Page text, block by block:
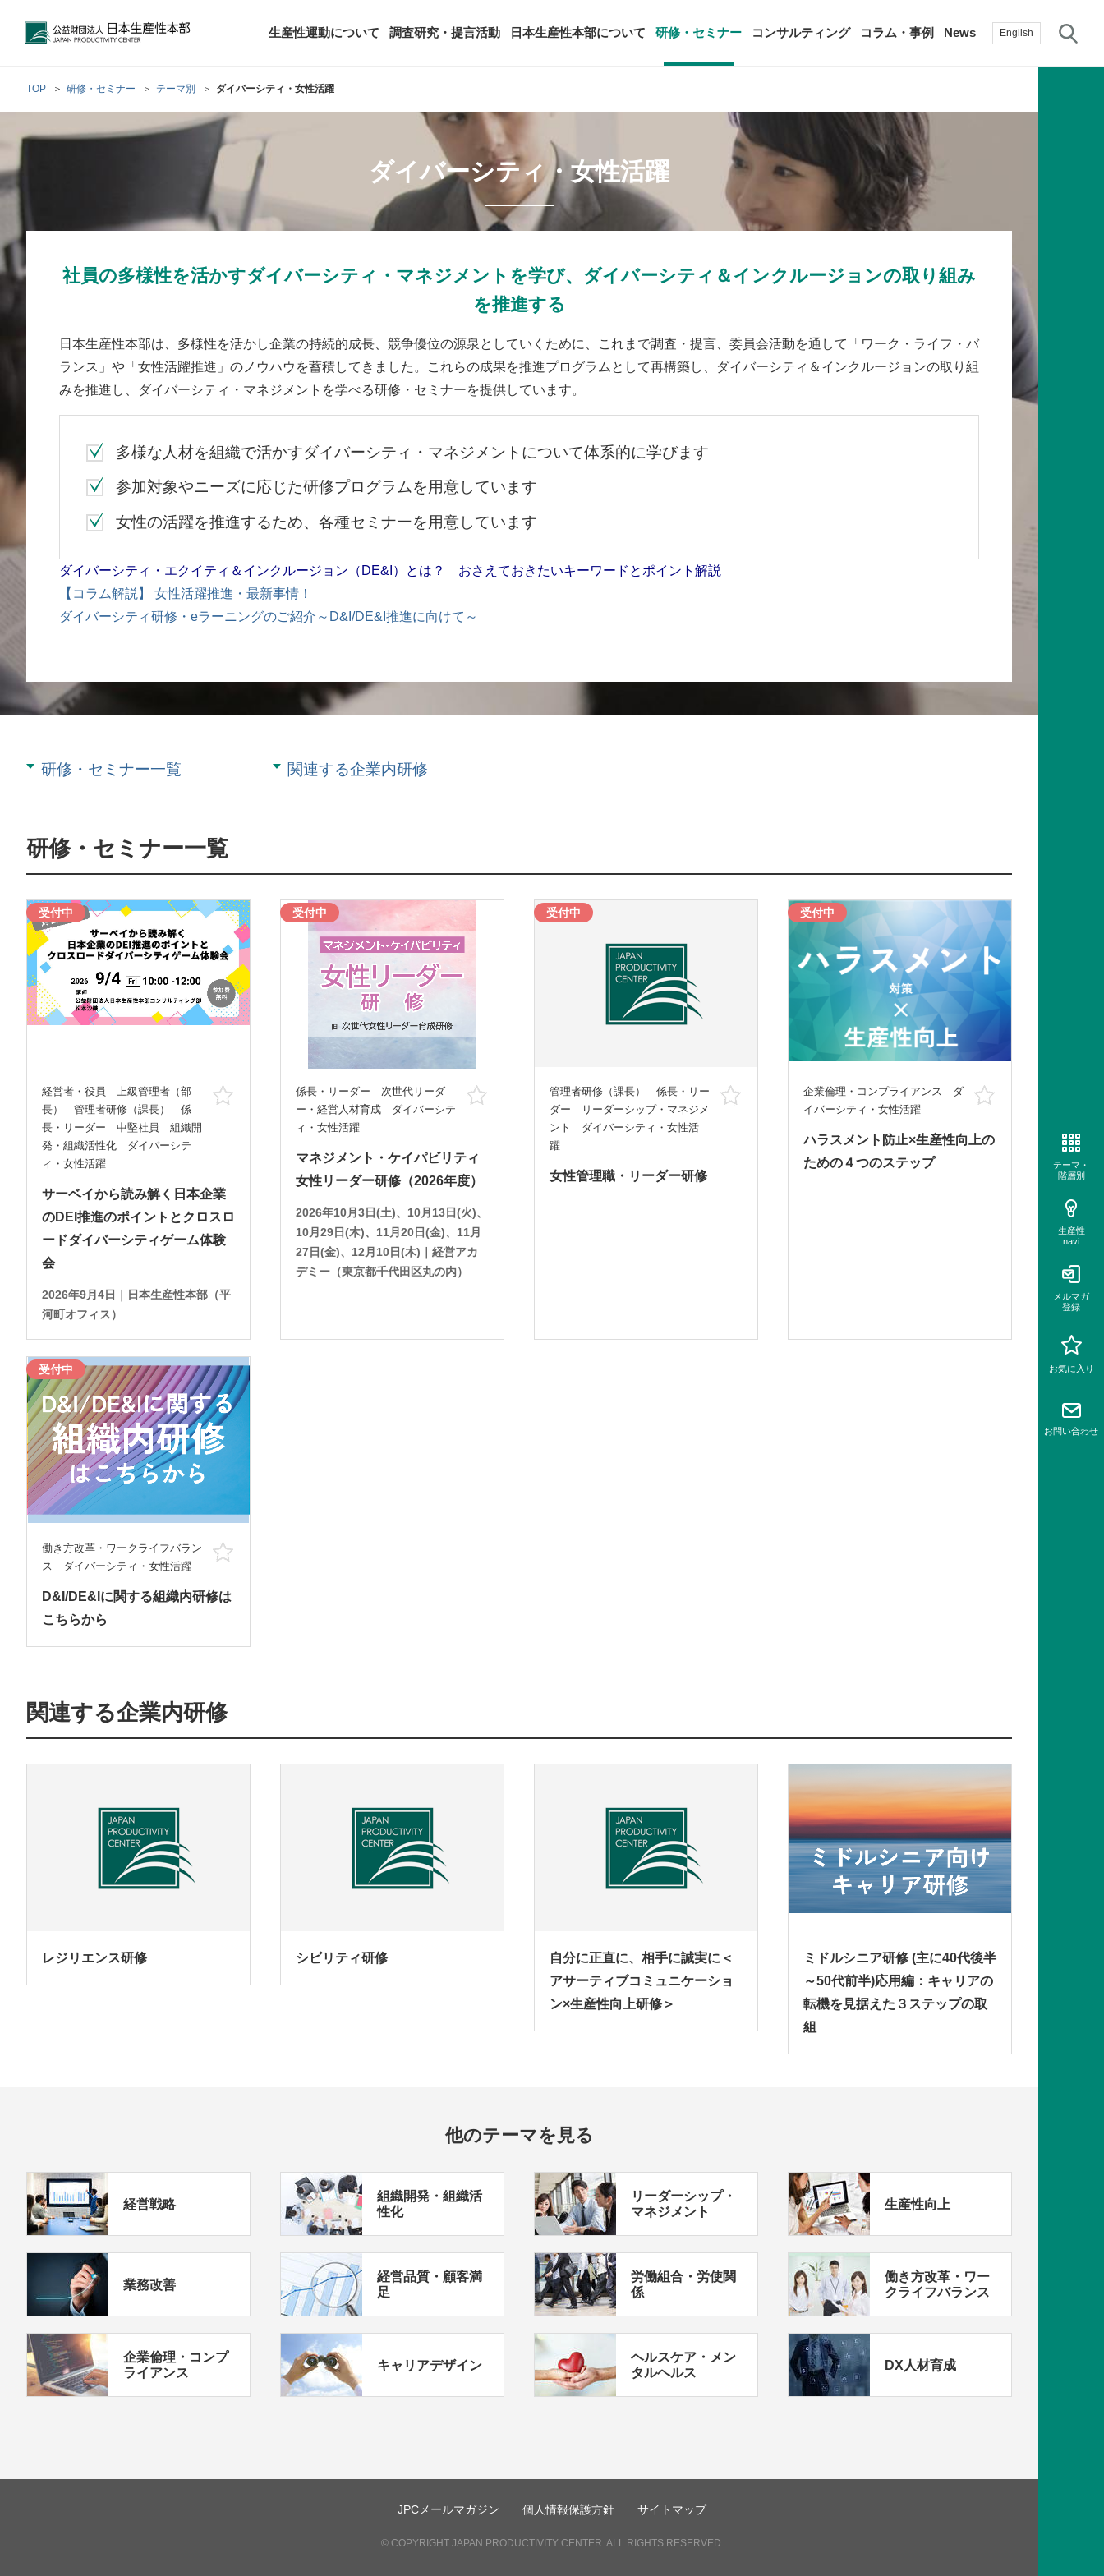
公益財団法人日本生産性本部 English
生産性運動について
調査研究・提言活動 日本生産性本部について 研修・セミナー コンサルティング コラム・事例 News
生産性シンポジウム
国際連携・国際交流活動
過去の活動実績
生産性新聞
綱領・宣言集
最新の調査研究・提言活動
生産性に関する研究
顧客満足度調査（JCSI）
レジャー白書
自治体に関する調査研究・提言
その他の調査研究・提言
評議員・理事・監事一覧
定款および業務・財務に関する資料
日本生産性本部とは
アクセス
採用情報
来月の研修・セミナー
アーカイブ研修・セミナー
オーダーメイド研修（企業内研修）
主な研修会場地図
経営コンサルタント養成事業
コンサルタント紹介
経営コンサルタント候補について
TOP 研修・セミナー テーマ別 ダイバーシティ・女性活躍
ダイバーシティ・女性活躍
社員の多様性を活かすダイバーシティ・マネジメントを学び、ダイバーシティ＆インクルージョンの取り組み
を推進する
日本生産性本部は、多様性を活かし企業の持続的成長、競争優位の源泉としていくために、これまで調査・提言、委員会活動を通して「ワーク・ライフ・バ
ランス」や「女性活躍推進」のノウハウを蓄積してきました。これらの成果を推進プログラムとして再構築し、ダイバーシティ＆インクルージョンの取り組
みを推進し、ダイバーシティ・マネジメントを学べる研修・セミナーを提供しています。
多様な人材を組織で活かすダイバーシティ・マネジメントについて体系的に学びます
参加対象やニーズに応じた研修プログラムを用意しています
女性の活躍を推進するため、各種セミナーを用意しています
ダイバーシティ・エクイティ＆インクルージョン（DE&I）とは？ おさえておきたいキーワードとポイント解説
【コラム解説 】 女性活躍推進・最新事情！
ダイバーシティ研修・eラーニングのご紹介～D&I/DE&I推進に向けて～
研修・セミナー一覧 関連する企業内研修
研修・セミナー一覧
受付中
経営者・役員 上級管理者（部
長） 管理者研修（課長） 係
長・リーダー 中堅社員 組織開
発・組織活性化 ダイバーシテ
ィ・女性活躍
お気に入り
サーベイから読み解く日本企業
のDEI推進のポイントとクロスロ
ードダイバーシティゲーム体験
会
2026年9月4日｜日本生産性本部（平
河町オフィス）
受付中
係長・リーダー 次世代リーダ
ー・経営人材育成 ダイバーシテ
ィ・女性活躍
お気に入り
マネジメント・ケイパビリティ
女性リーダー研修（2026年度）
2026年10月3日(土)、10月13日(火)、
10月29日(木)、11月20日(金)、11月
27日(金)、12月10日(木)｜経営アカ
デミー（東京都千代田区丸の内）
受付中
管理者研修（課長） 係長・リー
ダー リーダーシップ・マネジメ
ント ダイバーシティ・女性活
躍
お気に入り
女性管理職・リーダー研修
受付中
企業倫理・コンプライアンス ダ
イバーシティ・女性活躍
ハラスメント防止×生産性向上の
ための４つのステップ
受付中
働き方改革・ワークライフバラン
ス ダイバーシティ・女性活躍
D&I/DE&Iに関する組織内研修は
こちらから
関連する企業内研修
レジリエンス研修 シビリティ研修
自分に正直に、相手に誠実に＜
アサーティブコミュニケーショ
ン×生産性向上研修＞
ミドルシニア研修 (主に40代後半
～50代前半)応用編：キャリアの
転機を見据えた３ステップの取
組
他のテーマを見る
経営戦略
組織開発・組織活
性化
リーダーシップ・
マネジメント
生産性向上
業務改善
経営品質・顧客満
足
労働組合・労使関
係
働き方改革・ワー
クライフバランス
企業倫理・コンプ
ライアンス
キャリアデザイン
ヘルスケア・メン
タルヘルス
DX人材育成
JPCメールマガジン 個人情報保護方針 サイトマップ
© COPYRIGHT JAPAN PRODUCTIVITY CENTER. ALL RIGHTS RESERVED.
テーマ・
階層別
生産性
navi
メルマガ
登録
お気に入り
お問い合わせ